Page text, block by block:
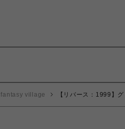
fantasy village 【リバース：1999】